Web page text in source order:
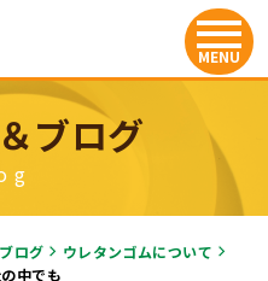
ブログ
ログ
ウレタンゴムについて
中でも